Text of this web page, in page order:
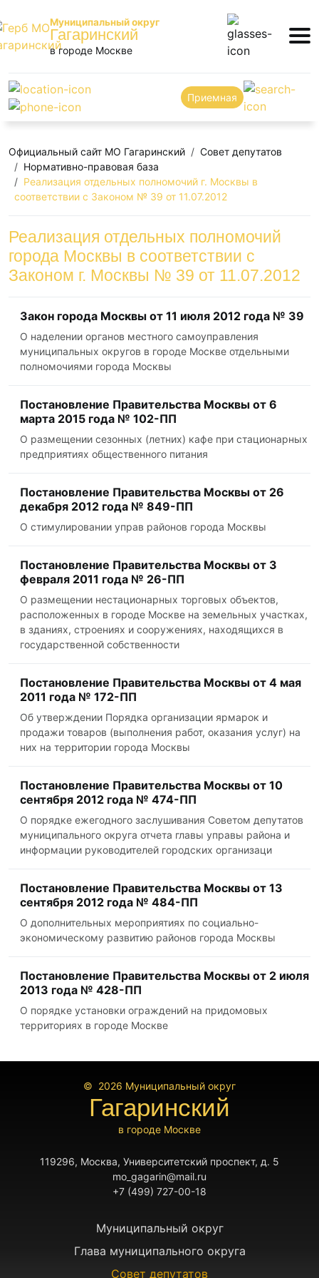
Муниципальный округ
Гагаринский
в городе Москве
Приемная
Официальный сайт МО Гагаринский
Совет депутатов
Нормативно-правовая база
Реализация отдельных полномочий г. Москвы в
соответствии с Законом № 39 от 11.07.2012
Реализация отдельных полномочий
города Москвы в соответствии с
Законом г. Москвы № 39 от 11.07.2012
Закон города Москвы от 11 июля 2012 года № 39
О наделении органов местного самоуправления
муниципальных округов в городе Москве отдельными
полномочиями города Москвы
Постановление Правительства Москвы от 6
марта 2015 года № 102-ПП
О размещении сезонных (летних) кафе при стационарных
предприятиях общественного питания
Постановление Правительства Москвы от 26
декабря 2012 года № 849-ПП
О стимулировании управ районов города Москвы
Постановление Правительства Москвы от 3
февраля 2011 года № 26-ПП
О размещении нестационарных торговых объектов,
расположенных в городе Москве на земельных участках,
в зданиях, строениях и сооружениях, находящихся в
государственной собственности
Постановление Правительства Москвы от 4 мая
2011 года № 172-ПП
Об утверждении Порядка организации ярмарок и
продажи товаров (выполнения работ, оказания услуг) на
них на территории города Москвы
Постановление Правительства Москвы от 10
сентября 2012 года № 474-ПП
О порядке ежегодного заслушивания Советом депутатов
муниципального округа отчета главы управы района и
информации руководителей городских организаци
Постановление Правительства Москвы от 13
сентября 2012 года № 484-ПП
О дополнительных мероприятиях по социально-
экономическому развитию районов города Москвы
Постановление Правительства Москвы от 2 июля
2013 года № 428-ПП
О порядке установки ограждений на придомовых
территориях в городе Москве
© 2026 Муниципальный округ
Гагаринский
в городе Москве
119296, Москва, Университетский проспект, д. 5
mo_gagarin@mail.ru
+7 (499) 727-00-18
Муниципальный округ
Глава муниципального округа
Совет депутатов